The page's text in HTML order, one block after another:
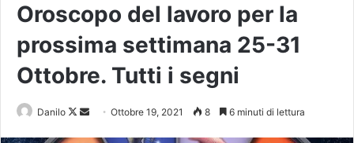
Oroscopo del lavoro per la
prossima settimana 25-31
Ottobre. Tutti i segni
Danilo Ottobre 19, 2021 8 6 minuti di lettura